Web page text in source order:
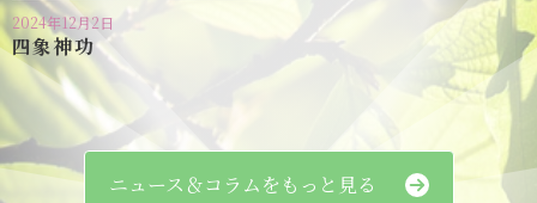
2024年12月2日
四象神功
ニュース＆コラムをもっと見る